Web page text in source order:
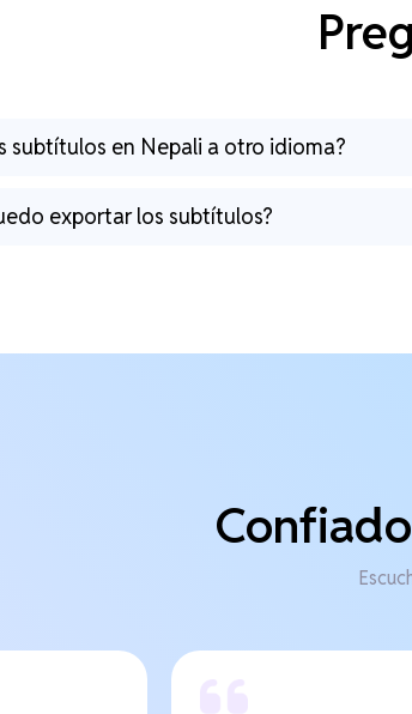
subtítulos en Nepali a otro idioma?
exportar los subtítulos?